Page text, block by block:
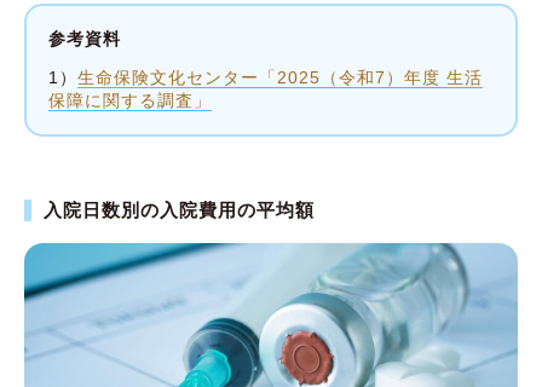
参考資料
1） 生命保険文化センター「2025（令和7）年度 生活
保障に関する調査」
入院日数別の入院費用の平均額